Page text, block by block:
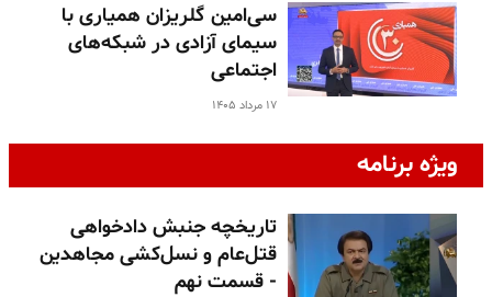
سی‌امین گلریزان همیاری با
سیمای آزادی در شبکه‌های
اجتماعی
۱۷ مرداد ۱۴۰۵
ویژه برنامه
تاریخچه جنبش دادخواهی
قتل‌عام و نسل‌کشی مجاهدین
- قسمت نهم